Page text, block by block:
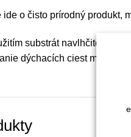
ide o čisto prírodný produkt,
substrát navlhčite, aby
dýchacích ciest mravcov